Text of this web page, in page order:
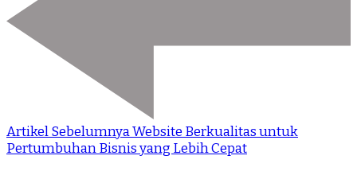
Artikel SebelumnyaWebsite Berkualitas untuk
Pertumbuhan Bisnis yang Lebih Cepat